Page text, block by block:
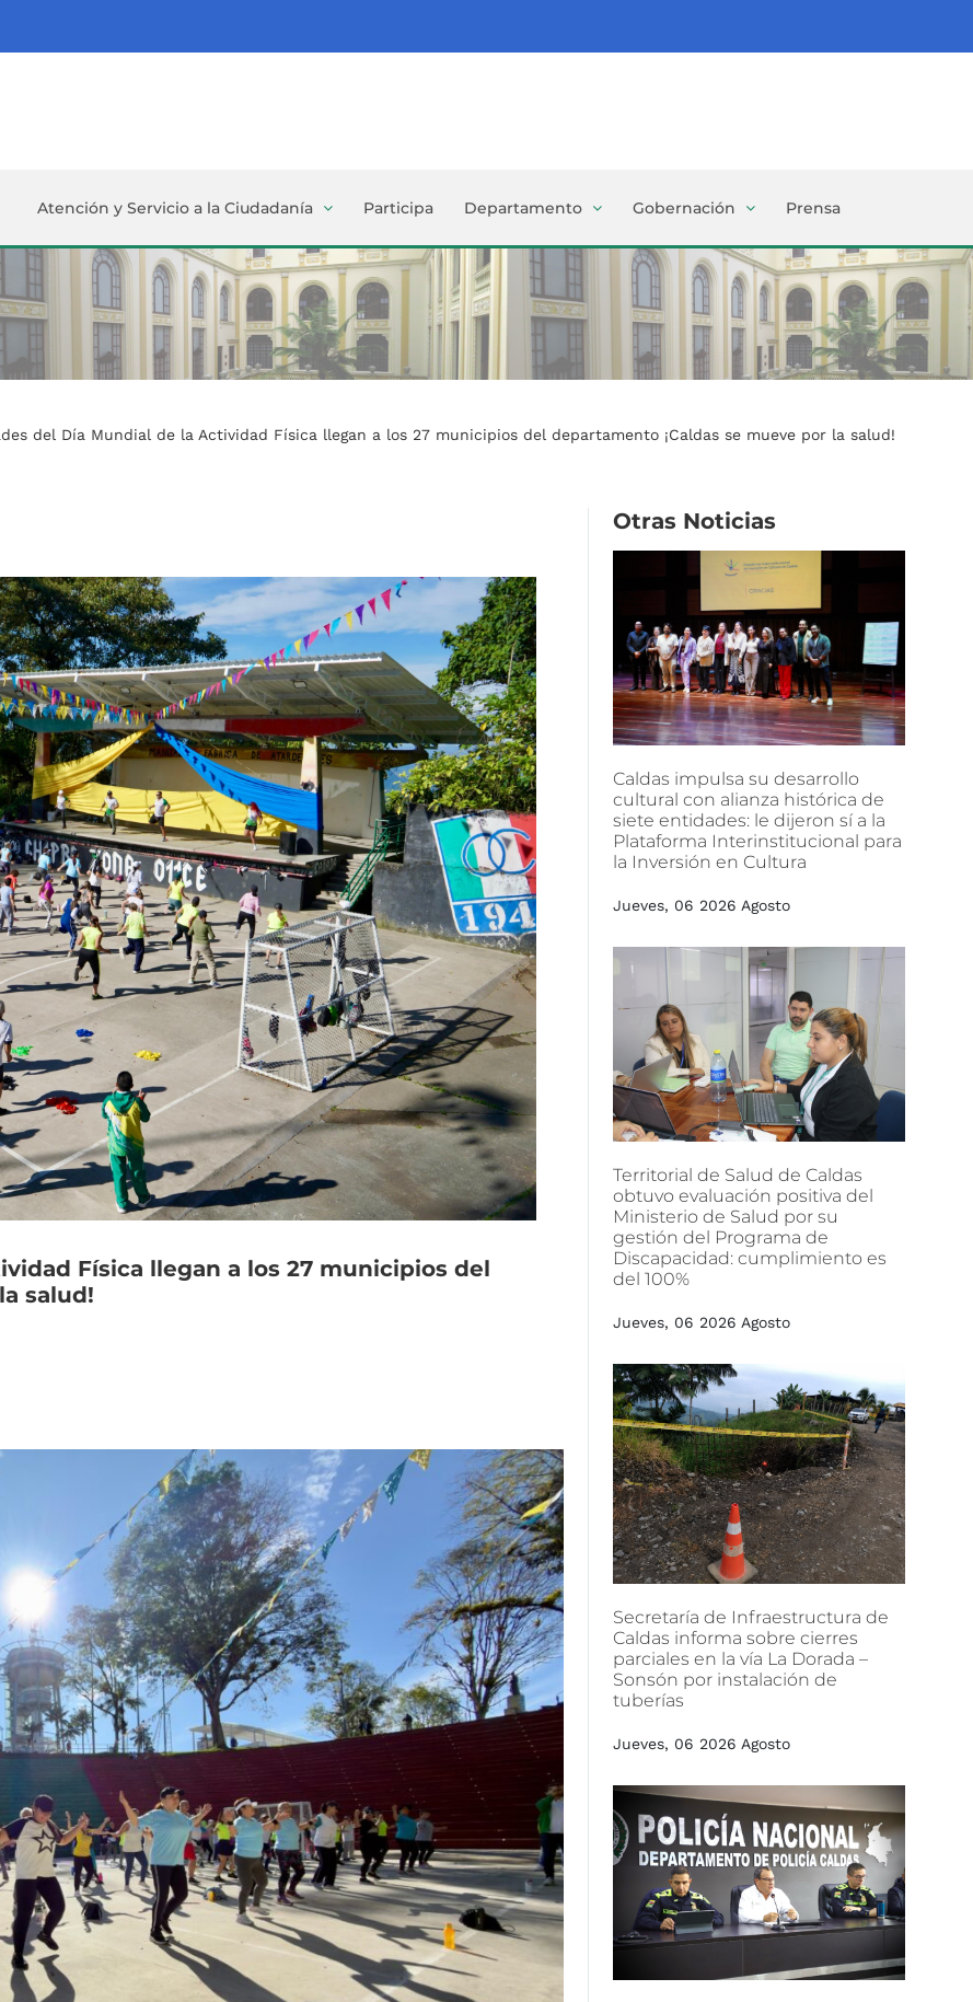
Atención y Servicio a la Ciudadanía Participa Departamento Gobernación Prensa
del Día Mundial de la Actividad Física llegan a los 27 municipios del departamento ¡Caldas se mueve por la salud!
Física llegan a los 27 municipios del
la salud!
Otras Noticias
Caldas impulsa su desarrollo
cultural con alianza histórica de
siete entidades: le dijeron sí a la
Plataforma Interinstitucional para
la Inversión en Cultura
Jueves, 06 2026 Agosto
Territorial de Salud de Caldas
obtuvo evaluación positiva del
Ministerio de Salud por su
gestión del Programa de
Discapacidad: cumplimiento es
del 100%
Jueves, 06 2026 Agosto
Secretaría de Infraestructura de
Caldas informa sobre cierres
parciales en la vía La Dorada –
Sonsón por instalación de
tuberías
Jueves, 06 2026 Agosto